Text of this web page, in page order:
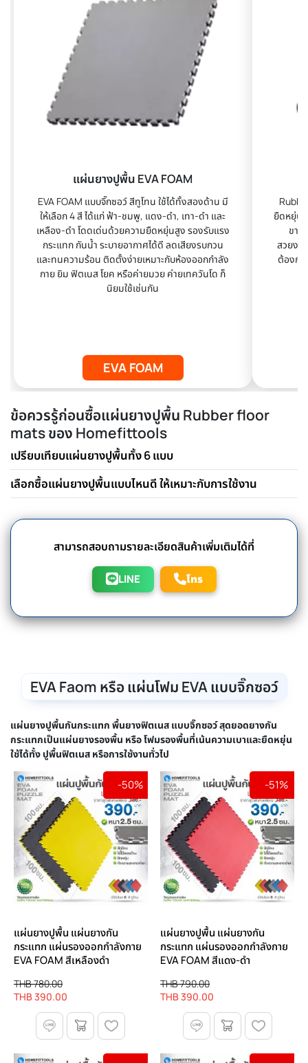
แผ่นยางปูพื้น EVA FOAM
EVA FOAM แบบจิ๊กซอว์ สีทูโทน ใช้ได้ทั้งสองด้าน มี
ให้เลือก 4 สี ได้แก่ ฟ้า-ชมพู, แดง-ดำ, เทา-ดำ และ
เหลือง-ดำ โดดเด่นด้วยความยืดหยุ่นสูง รองรับแรง
กระแทก กันน้ำ ระบายอากาศได้ดี ลดเสียงรบกวน
และทนความร้อน ติดตั้งง่ายเหมาะกับห้องออกกำลัง
กาย ยิม ฟิตเนส โยค หรือค่ายมวย ค่ายเทควันโด ก็
นิยมใช้เช่นกัน
EVA FOAM
ยืดหยุ่น
ขาด
สวยงา
ต้องกา
ข้อควรรู้ก่อนซื้อแผ่นยางปูพื้น Rubber floor
mats ของ Homefittools
เปรียบเทียบแผ่นยางปูพื้นทั้ง 6 แบบ
เลือกซื้อแผ่นยางปูพื้นแบบไหนดี ให้เหมาะกับการใช้งาน
สามารถสอบถามรายละเอียดสินค้าเพิ่มเติมได้ที่
LINE โทร
EVA Faom หรือ แผ่นโฟม EVA แบบจิ๊กซอว์
แผ่นยางปูพื้นกันกระแทก พื้นยางฟิตเนส แบบจิ๊กซอว์ สุดยอดยางกัน
กระแทกเป็นแผ่นยางรองพื้น หรือ โฟมรองพื้นที่เน้นความเบาและยืดหยุ่น
ใช้ได้ทั้ง ปูพื้นฟิตเนส หรือการใช้งานทั่วไป
-50%
แผ่นยางปูพื้น แผ่นยางกัน
กระแทก แผ่นรองออกกําลังกาย
EVA FOAM สีเหลืองดำ
THB 390.00
THB 780.00
-51%
แผ่นยางปูพื้น แผ่นยางกัน
กระแทก แผ่นรองออกกําลังกาย
EVA FOAM สีแดง-ดำ
THB 390.00
THB 790.00